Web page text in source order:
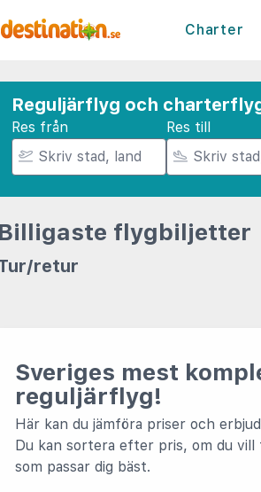
Charter
Reguljärflyg och
Res från Res till
Billigaste flygbiljetter
Tur/retur
Sveriges mest
reguljärflyg!
Här kan du jämföra priser och
Du kan sortera efter pris, om du
som passar dig bäst.